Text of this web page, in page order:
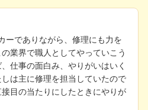
ーしました
ォローしませんか？
ーでありながら、修理にも力を
業界で職人としてやっていこう
仕事の面白み、やりがいはいく
は主に修理を担当していたので
目の当たりにしたときにやりが